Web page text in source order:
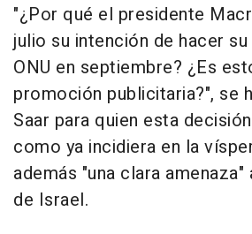
"¿Por qué el presidente
julio su intención de hacer
ONU en septiembre? ¿Es
promoción publicitaria?", se
Saar para quien esta
como ya incidiera en la
además "una clara amenaza"
de Israel.